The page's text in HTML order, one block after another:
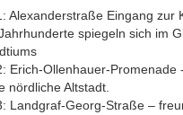
Alexanderstraße Eingang zur
spiegeln sich im
Erich-Ollenhauer-Promenade
nördliche Altstadt.
Landgraf-Georg-Straße –